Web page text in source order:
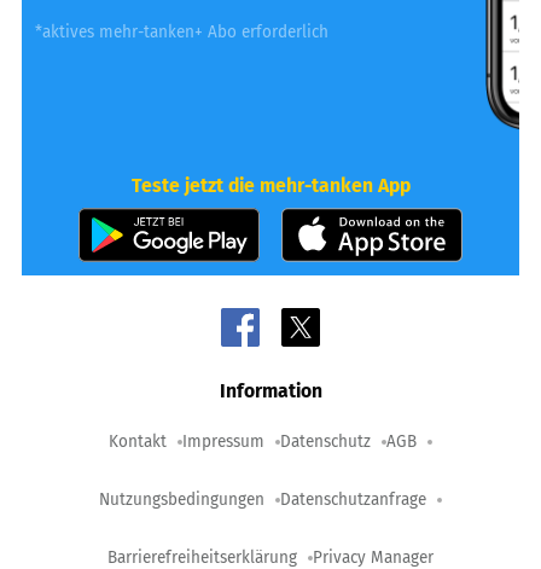
*aktives mehr-tanken+ Abo erforderlich
Teste jetzt die mehr-tanken App
Information
Kontakt Impressum Datenschutz AGB
Nutzungsbedingungen Datenschutzanfrage
Barrierefreiheitserklärung Privacy Manager